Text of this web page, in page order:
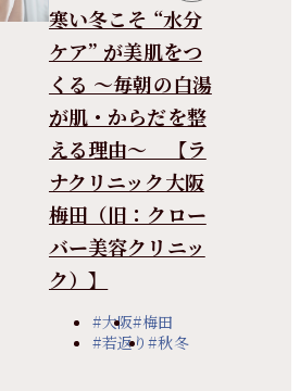
寒い冬こそ “水分
ケア” が美肌をつ
くる 〜毎朝の白湯
が肌・からだを整
える理由〜 【ラ
ナクリニック大阪
梅田（旧：クロー
バー美容クリニッ
ク）】
#大阪#梅田
#若返り#秋冬